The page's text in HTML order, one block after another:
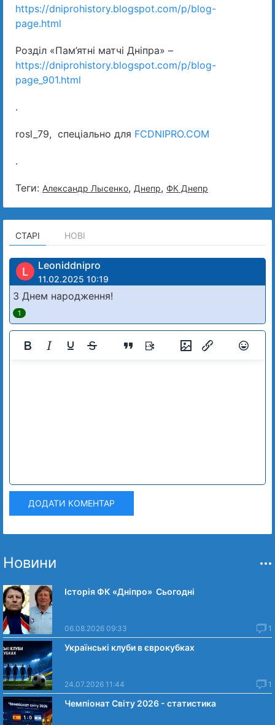
https://dniprohistory.blogspot.com/p/blog-
page.html
Розділ «Пам’ятні матчі Дніпра» –
https://dniprohistory.blogspot.com/p/blog-
page_901.html
.
rosl_79, спеціально для FCDNIPRO.COM
.
Теги: Александр Лысенко, Днепр, ФК Днепр
СТАРІ НОВІ
L Leoniddnipro
11.02.2025 10:19
З Днем народження!
1
ДОДАТИ КОМЕНТАР
Новини
Історія ФК «Дніпро» Сьогодні
06.08.2026 09:33 1
Українські клуби в єврокубках
24.07.2026 11:44 1
Чемпіонат Світу 2026 - статистика